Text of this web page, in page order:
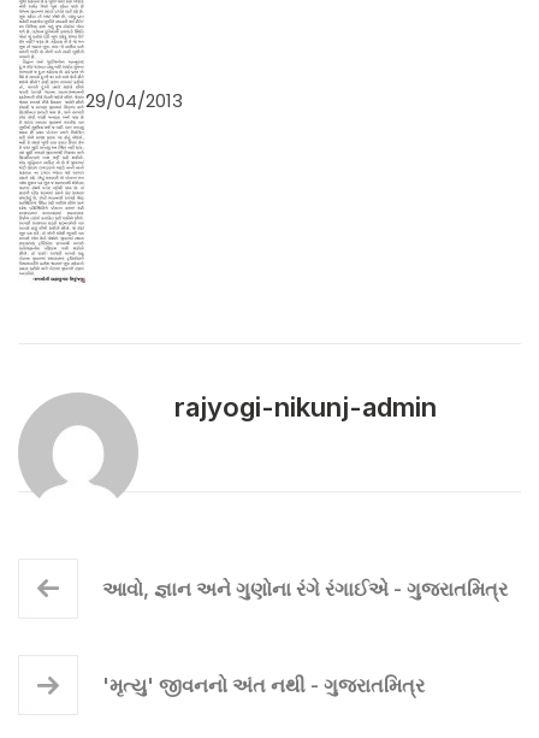
29/04/2013
rajyogi-nikunj-admin
આવો, જ્ઞાન અને ગુણોના રંગે રંગાઈએ - ગુજરાતમિત્ર
'મૃત્યુ' જીવનનો અંત નથી - ગુજરાતમિત્ર